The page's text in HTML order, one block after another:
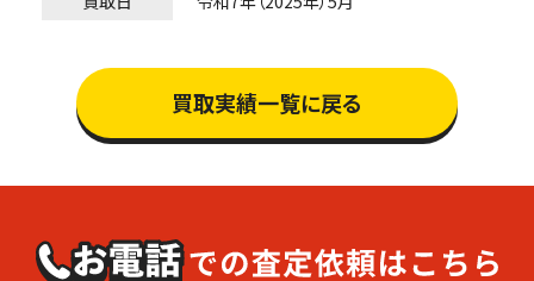
買取実績一覧に戻る